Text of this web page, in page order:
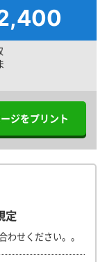
ジをプリント
定
わせください。。